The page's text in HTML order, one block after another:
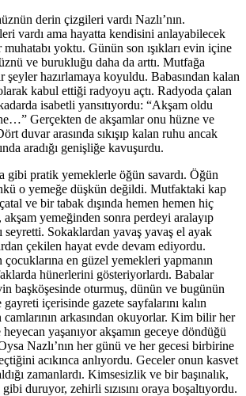
derin çizgileri vardı Nazlı’nın.
vardı ama hayatta kendisini anlayabilecek
yoktu. Günün son ışıkları evin içine
ve burukluğu daha da arttı. Mutfağa
hazırlamaya koyuldu. Babasından kalan
kabul ettiği radyoyu açtı. Radyoda çalan
isabetli yansıtıyordu: “Akşam oldu
Gerçekten de akşamlar onu hüzne ve
duvar arasında sıkışıp kalan ruhu ancak
aradığı genişliğe kavuşurdu.
gibi pratik yemeklerle öğün savardı. Öğün
o yemeğe düşkün değildi. Mutfaktaki kap
ve bir tabak dışında hemen hemen hiç
akşam yemeğinden sonra perdeyi aralayıp
seyretti. Sokaklardan yavaş yavaş el ayak
çekilen hayat evde devam ediyordu.
en güzel yemekleri yapmanın
hünerlerini gösteriyorlardı. Babalar
başköşesinde oturmuş, dünün ve bugünün
içerisinde gazete sayfalarını kalın
arkasından okuyorlar. Kim bilir her
yaşanıyor akşamın geceye döndüğü
Nazlı’nın her günü ve her gecesi birbirine
acıkınca anlıyordu. Geceler onun kasvet
zamanlardı. Kimsesizlik ve bir başınalık,
duruyor, zehirli sızısını oraya boşaltıyordu.